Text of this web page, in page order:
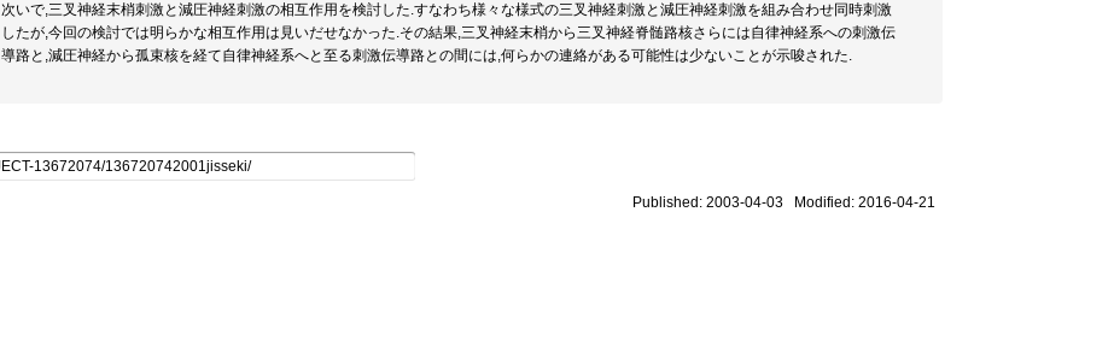
次いで,三叉神経末梢刺激と減圧神経刺激の相互作用を検討した.すなわち様々な様式の三叉神経刺激と減圧神経刺激を組み合わせ同時刺激
したが,今回の検討では明らかな相互作用は見いだせなかった.その結果,三叉神経末梢から三叉神経脊髄路核さらには自律神経系への刺激伝
導路と,減圧神経から孤束核を経て自律神経系へと至る刺激伝導路との間には,何らかの連絡がある可能性は少ないことが示唆された.
Published: 2003-04-03 Modified: 2016-04-21